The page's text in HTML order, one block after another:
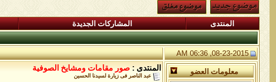
المنتدى المشاركات الجديدة
08-23-2015, 06:36 AM
معلومات العضو المنتدى : صور مقامات ومشايخ الصوفية
عبد الناصر فى زيارة لسيدنا الحسين